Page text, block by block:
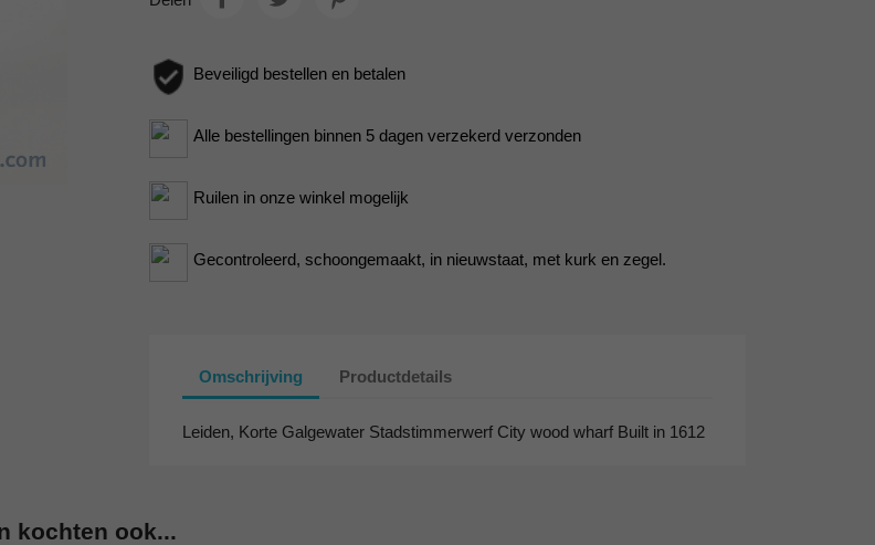
Beveiligd bestellen en betalen
Alle bestellingen binnen 5 dagen verzekerd verzonden
Ruilen in onze winkel mogelijk
Gecontroleerd, schoongemaakt, in nieuwstaat, met kurk en zegel.
Omschrijving Productdetails
Leiden, Korte Galgewater Stadstimmerwerf City wood wharf Built in 1612
kochten ook...